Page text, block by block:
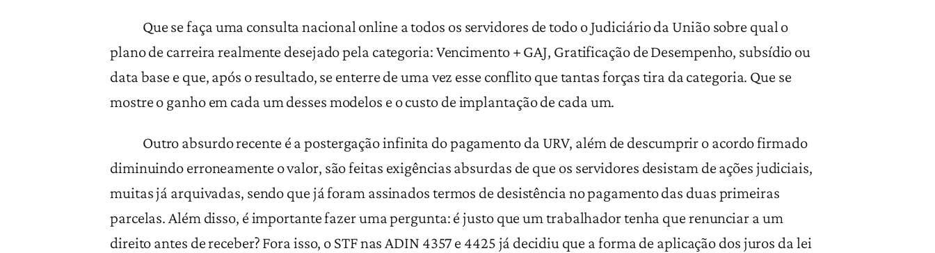
Que se faça uma consulta nacional online a todos os servidores de todo o Judiciário da União sobre qual o
plano de carreira realmente desejado pela categoria: Vencimento + GAJ, Gratificação de Desempenho, subsídio ou
data base e que, após o resultado, se enterre de uma vez esse conflito que tantas forças tira da categoria. Que se
mostre o ganho em cada um desses modelos e o custo de implantação de cada um.
Outro absurdo recente é a postergação infinita do pagamento da URV, além de descumprir o acordo firmado
diminuindo erroneamente o valor, são feitas exigências absurdas de que os servidores desistam de ações judiciais,
muitas já arquivadas, sendo que já foram assinados termos de desistência no pagamento das duas primeiras
parcelas. Além disso, é importante fazer uma pergunta: é justo que um trabalhador tenha que renunciar a um
direito antes de receber? Fora isso, o STF nas ADIN 4357 e 4425 já decidiu que a forma de aplicação dos juros da lei